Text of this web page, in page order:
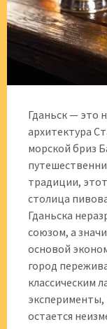
Гданьск — это
архитектура
морской бриз
традиции,
столица
Гданьска
союзом, а
основой
город
классическим
эксперименты,
остается